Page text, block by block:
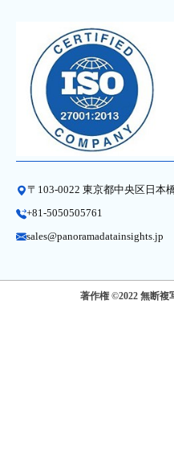
〒103-0022 東京都中央区日本
+81-5050505761
sales@panoramadatainsights.jp
著作権 ©2022 無断複